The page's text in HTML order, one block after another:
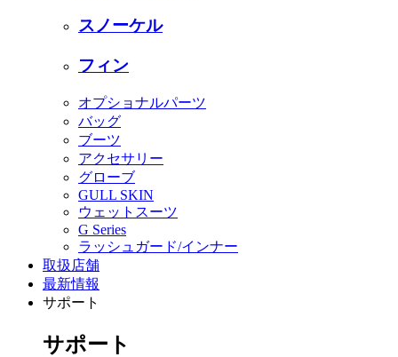
スノーケル
フィン
オプショナルパーツ
バッグ
ブーツ
アクセサリー
グローブ
GULL SKIN
ウェットスーツ
G Series
ラッシュガード/インナー
取扱店舗
最新情報
サポート
サポート